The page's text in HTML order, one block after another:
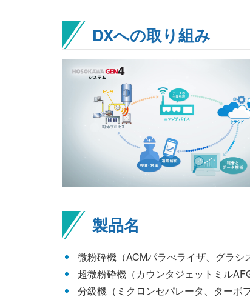
DXへの取り組み
製品名
微粉砕機（ACMパラべライザ、グラシ
超微粉砕機（カウンタジェットミル
分級機（ミクロンセパレータ、ターボ